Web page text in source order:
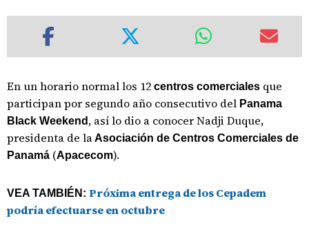
En un horario normal los 12 centros comerciales que
participan por segundo año consecutivo del Panama
Black Weekend , así lo dio a conocer Nadji Duque,
presidenta de laAsociación de Centros Comerciales de
Panamá (Apacecom).
VEA TAMBIÉN: Próxima entrega de los Cepadem
podría efectuarse en octubre